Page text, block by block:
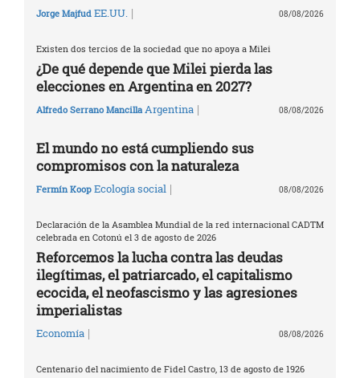
Jorge Majfud EE.UU. | 08/08/2026
Existen dos tercios de la sociedad que no apoya a Milei
¿De qué depende que Milei pierda las
elecciones en Argentina en 2027?
Alfredo Serrano Mancilla Argentina | 08/08/2026
El mundo no está cumpliendo sus
compromisos con la naturaleza
Fermín Koop Ecología social | 08/08/2026
Declaración de la Asamblea Mundial de la red internacional CADTM
celebrada en Cotonú el 3 de agosto de 2026
Reforcemos la lucha contra las deudas
ilegítimas, el patriarcado, el capitalismo
ecocida, el neofascismo y las agresiones
imperialistas
Economía | 08/08/2026
Centenario del nacimiento de Fidel Castro, 13 de agosto de 1926